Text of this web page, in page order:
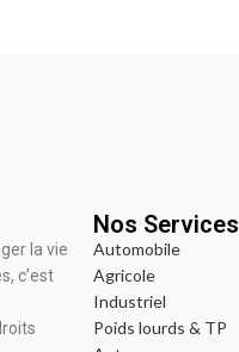
la vie
c’est
Nos Services
Automobile
Agricole
Industriel
Poids lourds & TP